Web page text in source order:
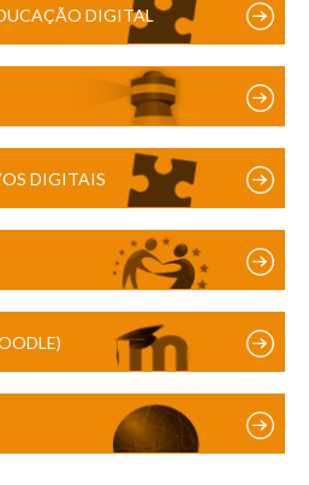
DIGITAL
DIGITAIS